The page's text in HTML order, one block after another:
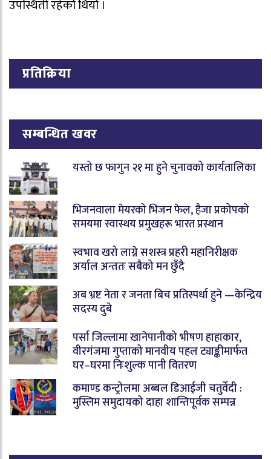
उपस्थिती रहेको थियो ।
प्रतिक्रिया
सम्बन्धित खवर
यस्तो छ फागुन २१ मा हुने चुनावको कार्यतालिका
भिजनवाला मेयरको भिजन फेल, हैजा प्रकोपको
समयमा स्वास्थय प्रमुखहरू भारत प्रस्थान
स्वभाव खरो लाग्ने सशस्त्र प्रहरी महानिरीक्षक
अर्याल अन्ततः सबैको मन छुँदै
अब भ्रष्ट नेता र जनता बिच प्रतिस्पर्धा हुने —केन्द्रिय
सदस्य दुबे
पर्सा जिल्लामा खानेपानीको भीषण हाहाकार,
वीरगंजमा गुप्ताको मानवीय पहल ट्याङ्कीमार्फत
घर–घरमा निःशुल्क पानी वितरण
कमाण्ड कन्ट्रोलमा अब्बल डिआईजी चतुर्वेदी :
मुस्लिम समुदायको दाहा शान्तिपूर्वक सम्पन्न